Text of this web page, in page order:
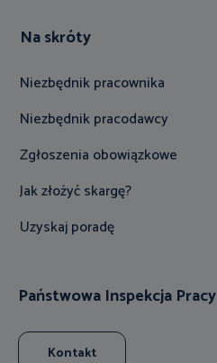
Na skróty
Niezbędnik pracownika
Niezbędnik pracodawcy
Zgłoszenia obowiązkowe
Jak złożyć skargę?
Uzyskaj poradę
Państwowa Inspekcja Pracy
Kontakt